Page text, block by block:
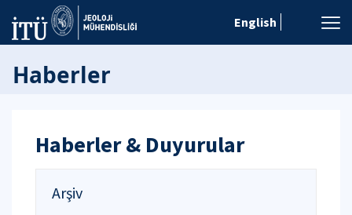
English
Haberler
Haberler & Duyurular
Arşiv